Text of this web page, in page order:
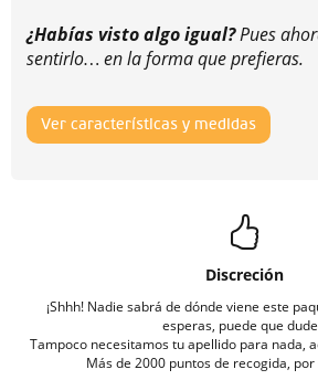
¿Habías visto algo igual?Pues
sentirlo… en la forma que prefieras.
Ver características y medidas
Discreción
¡Shhh! Nadie sabrá de dónde viene este
esperas, puede que
Tampoco necesitamos tu apellido para nada,
Más de 2000 puntos de recogida,